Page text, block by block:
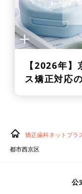
【2026年】
ス矯正対応
矯正歯科ネットプラ
都市西京区
公